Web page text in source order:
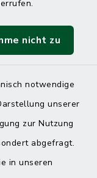
nicht zu
notwendige
unserer
zur Nutzung
abgefragt.
in unseren